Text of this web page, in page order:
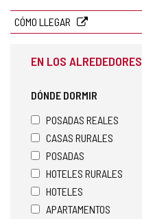
CÓMO LLEGAR
EN LOS ALREDEDORES
DÓNDE DORMIR
POSADAS REALES
CASAS RURALES
POSADAS
HOTELES RURALES
HOTELES
APARTAMENTOS